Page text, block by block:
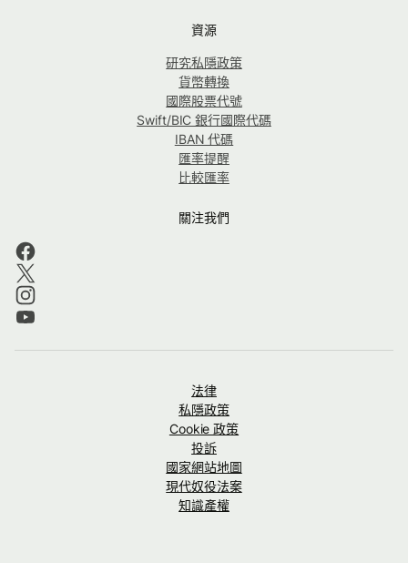
資源
研究私隱政策
貨幣轉換
國際股票代號
Swift/BIC 銀行國際代碼
IBAN 代碼
匯率提醒
比較匯率
關注我們
法律
私隱政策
Cookie 政策
投訴
國家網站地圖
現代奴役法案
知識產權